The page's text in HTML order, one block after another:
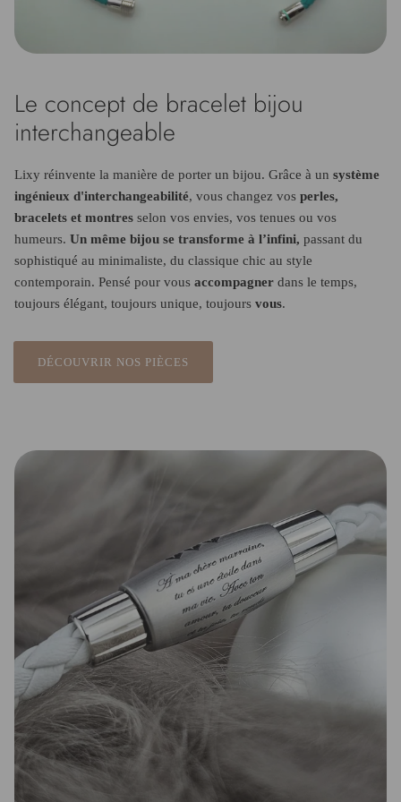
Le concept de bracelet bijou
interchangeable
Lixy réinvente la manière de porter un bijou. Grâce à un système
ingénieux d'interchangeabilité, vous changez vos perles,
bracelets et montres selon vos envies, vos tenues ou vos
humeurs. Un même bijou se transforme à l’infini, passant du
sophistiqué au minimaliste, du classique chic au style
contemporain. Pensé pour vous accompagner dans le temps,
toujours élégant, toujours unique, toujours vous.
DÉCOUVRIR NOS PIÈCES